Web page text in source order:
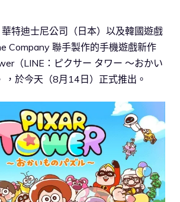
特迪士尼公司（日本）以及韓國遊戲
Company 聯手製作的手機遊戲新作
（LINE：ピクサー タワー ～おかい
，於今天（8月14日）正式推出。